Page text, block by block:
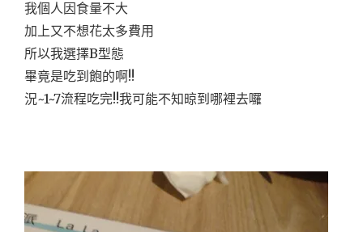
我個人因食量不大
加上又不想花太多費用
所以我選擇B型態
畢竟是吃到飽的啊!!
況~1~7流程吃完!!我可能不知晾到哪裡去囉